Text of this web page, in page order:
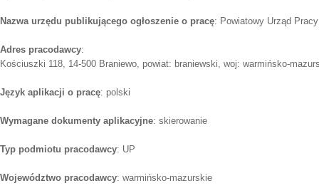
Nazwa urzędu publikującego ogłoszenie o pracę: Powiatowy Urząd
Adres pracodawcy:
Kościuszki 118, 14-500 Braniewo, powiat: braniewski, woj: warmińsko-
Język aplikacji o pracę: polski
Wymagane dokumenty aplikacyjne: skierowanie
Typ podmiotu pracodawcy: UP
Województwo pracodawcy: warmińsko-mazurskie